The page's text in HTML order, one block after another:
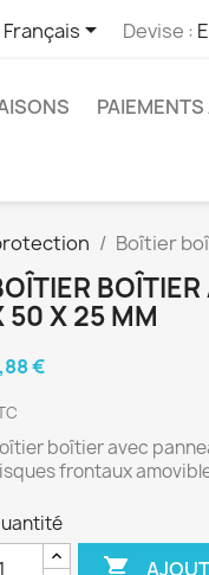
Français Devise :
Boîtier
50 X 25 MM
€
boîtier avec
frontaux
